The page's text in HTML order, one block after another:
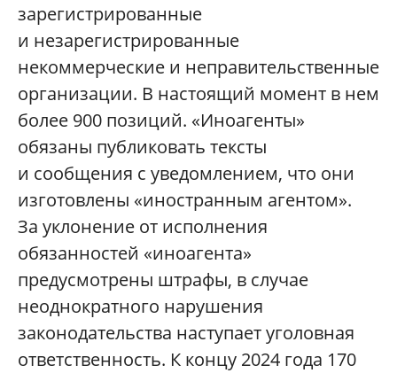
зарегистрированные
и незарегистрированные
некоммерческие и неправительственные
организации. В настоящий момент в нем
более 900 позиций. «Иноагенты»
обязаны публиковать тексты
и сообщения с уведомлением, что они
изготовлены «иностранным агентом».
За уклонение от исполнения
обязанностей «иноагента»
предусмотрены штрафы, в случае
неоднократного нарушения
законодательства наступает уголовная
ответственность. К концу 2024 года 170